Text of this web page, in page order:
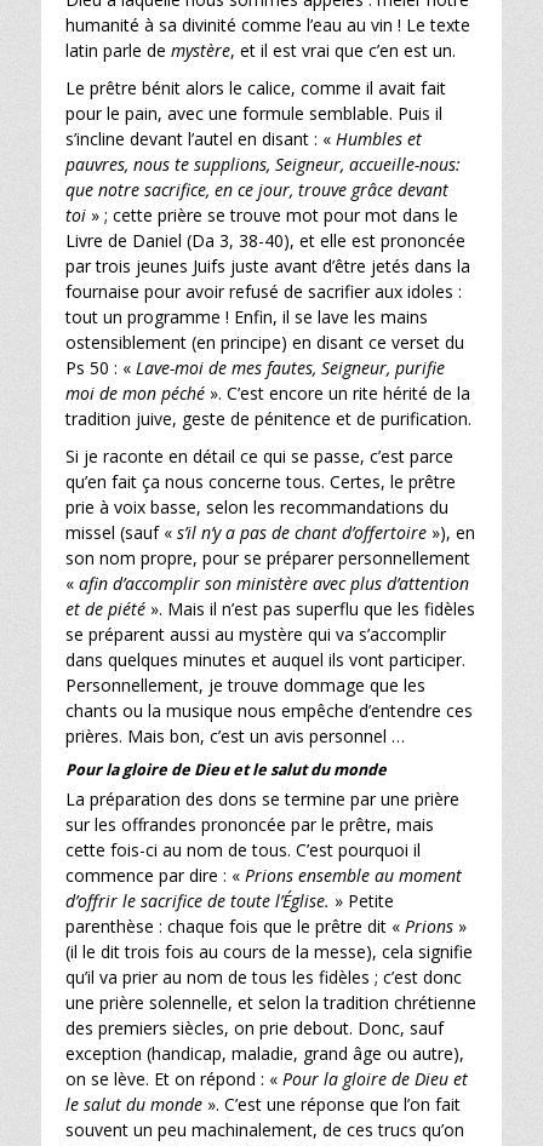
humanité à sa divinité comme l’eau au vin ! Le texte
latin parle de mystère, et il est vrai que c’en est un.
Le prêtre bénit alors le calice, comme il avait fait
pour le pain, avec une formule semblable. Puis il
s’incline devant l’autel en disant : « Humbles et
pauvres, nous te supplions, Seigneur, accueille-nous:
que notre sacrifice, en ce jour, trouve grâce devant
toi » ; cette prière se trouve mot pour mot dans le
Livre de Daniel (Da 3, 38-40), et elle est prononcée
par trois jeunes Juifs juste avant d’être jetés dans la
fournaise pour avoir refusé de sacrifier aux idoles :
tout un programme ! Enfin, il se lave les mains
ostensiblement (en principe) en disant ce verset du
Ps 50 : « Lave-moi de mes fautes, Seigneur, purifie
moi de mon péché ». C’est encore un rite hérité de la
tradition juive, geste de pénitence et de purification.
Si je raconte en détail ce qui se passe, c’est parce
qu’en fait ça nous concerne tous. Certes, le prêtre
prie à voix basse, selon les recommandations du
missel (sauf « s’il n’y a pas de chant d’offertoire »), en
son nom propre, pour se préparer personnellement
« afin d’accomplir son ministère avec plus d’attention
et de piété ». Mais il n’est pas superflu que les fidèles
se préparent aussi au mystère qui va s’accomplir
dans quelques minutes et auquel ils vont participer.
Personnellement, je trouve dommage que les
chants ou la musique nous empêche d’entendre ces
prières. Mais bon, c’est un avis personnel …
Pour la gloire de Dieu et le salut du monde
La préparation des dons se termine par une prière
sur les offrandes prononcée par le prêtre, mais
cette fois-ci au nom de tous. C’est pourquoi il
commence par dire : « Prions ensemble au moment
d’offrir le sacrifice de toute l’Église. » Petite
parenthèse : chaque fois que le prêtre dit « Prions »
(il le dit trois fois au cours de la messe), cela signifie
qu’il va prier au nom de tous les fidèles ; c’est donc
une prière solennelle, et selon la tradition chrétienne
des premiers siècles, on prie debout. Donc, sauf
exception (handicap, maladie, grand âge ou autre),
on se lève. Et on répond : « Pour la gloire de Dieu et
le salut du monde ». C’est une réponse que l’on fait
souvent un peu machinalement, de ces trucs qu’on